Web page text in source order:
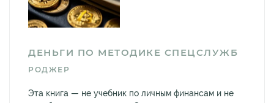
ДЕНЬГИ ПО МЕТОДИКЕ СПЕЦСЛУЖБ
РОДЖЕР
Эта книга — не учебник по личным финансам и не